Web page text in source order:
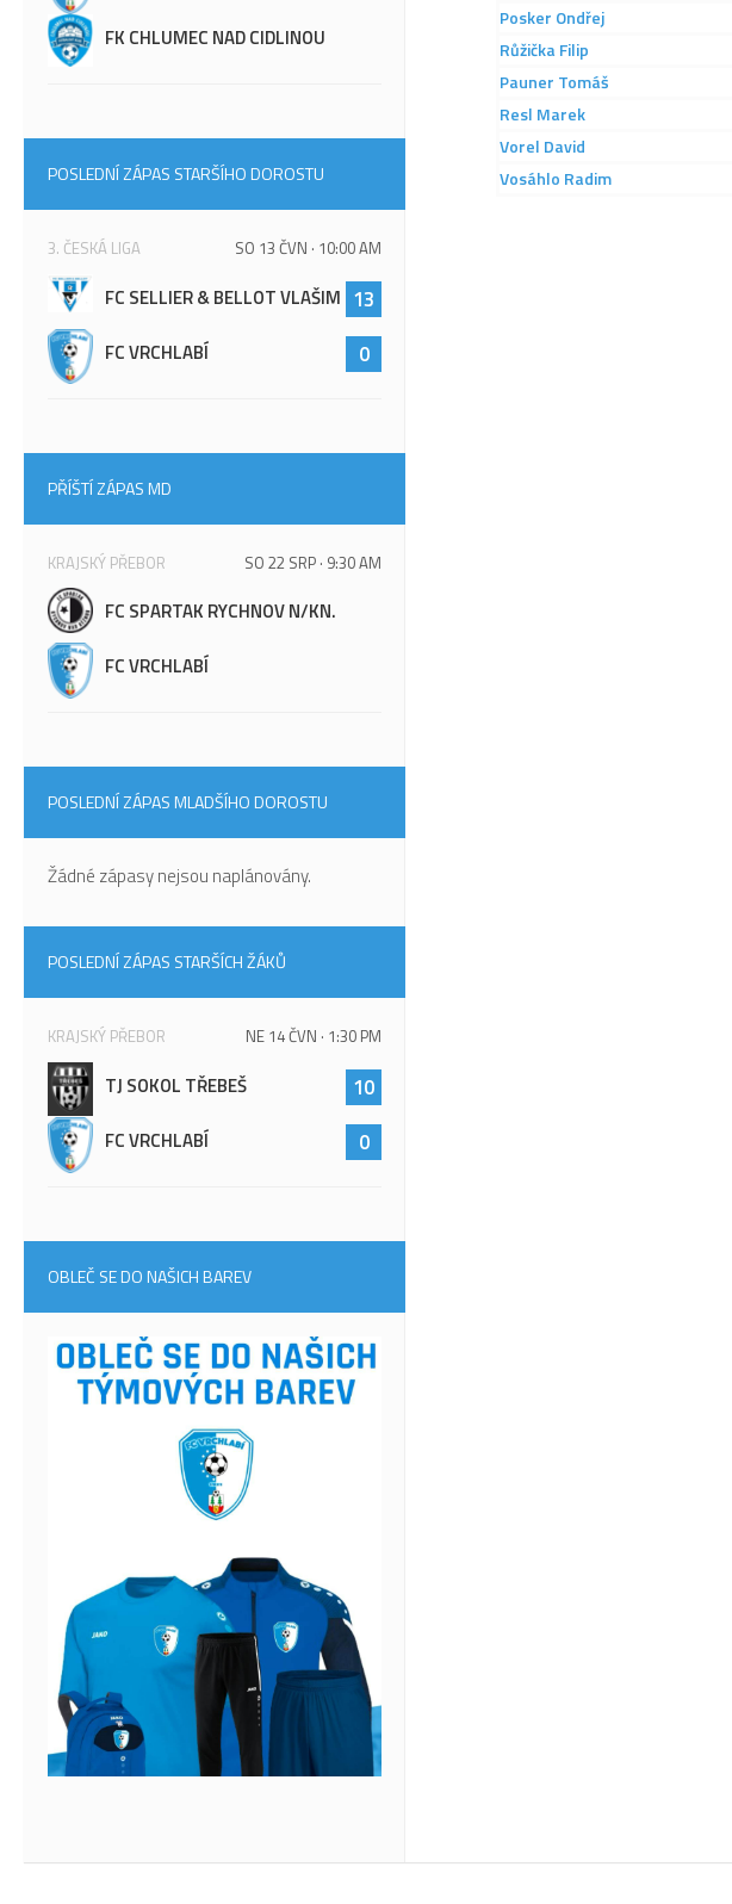
Posker Ondřej
Růžička Filip
Pauner Tomáš
Resl Marek
Vorel David
Vosáhlo Radim
FK CHLUMEC NAD CIDLINOU
POSLEDNÍ ZÁPAS STARŠÍHO DOROSTU
3. ČESKÁ LIGA SO 13 ČVN · 10:00 AM
FC SELLIER & BELLOT VLAŠIM 13
FC VRCHLABÍ 0
PŘÍŠTÍ ZÁPAS MD
KRAJSKÝ PŘEBOR SO 22 SRP · 9:30 AM
FC SPARTAK RYCHNOV N/KN.
FC VRCHLABÍ
POSLEDNÍ ZÁPAS MLADŠÍHO DOROSTU
Žádné zápasy nejsou naplánovány.
POSLEDNÍ ZÁPAS STARŠÍCH ŽÁKŮ
KRAJSKÝ PŘEBOR NE 14 ČVN · 1:30 PM
TJ SOKOL TŘEBEŠ 10
FC VRCHLABÍ 0
OBLEČ SE DO NAŠICH BAREV